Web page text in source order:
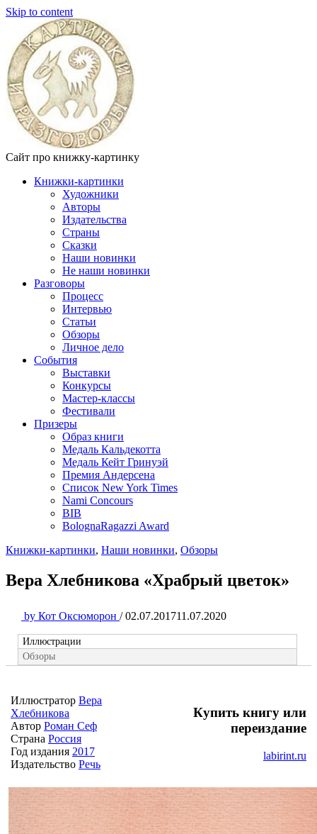
Skip to content
Сайт про книжку-картинку
Книжки-картинки
Художники
Авторы
Издательства
Страны
Сказки
Наши новинки
Не наши новинки
Разговоры
Процесс
Интервью
Статьи
Обзоры
Личное дело
События
Выставки
Конкурсы
Мастер-классы
Фестивали
Призеры
Образ книги
Медаль Кальдекотта
Медаль Кейт Гринуэй
Премия Андерсена
Список New York Times
Nami Concours
BIB
BolognaRagazzi Award
Книжки-картинки, Наши новинки, Обзоры
Вера Хлебникова «Храбрый цветок»
by Кот Оксюморон / 02.07.201711.07.2020
Иллюстрации
Обзоры
Иллюстратор Вера
Хлебникова
Автор Роман Сеф
Страна Россия
Год издания 2017
Издательство Речь
Купить книгу или
переиздание
labirint.ru